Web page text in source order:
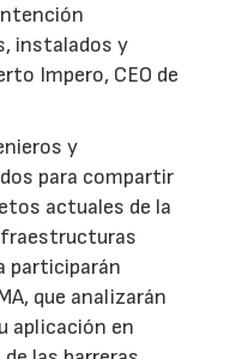
instalados y
Impero, CEO de
y
para compartir
actuales de la
participarán
que analizarán
aplicación en